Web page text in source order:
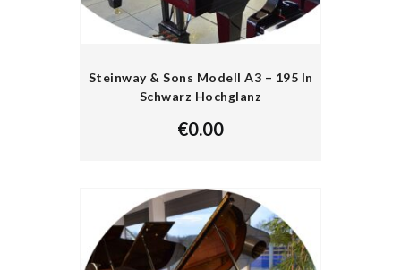
Steinway & Sons Modell A3 – 195 In
Schwarz Hochglanz
€0.00